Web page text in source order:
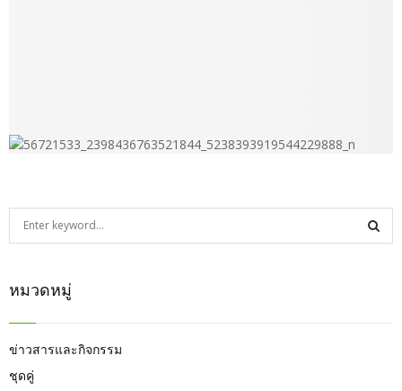
c
o
หมวดหมู่
ข่าวสารและกิจกรรม
ชุดคู่